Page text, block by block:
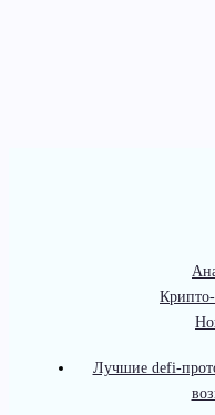
Лучшие defi-